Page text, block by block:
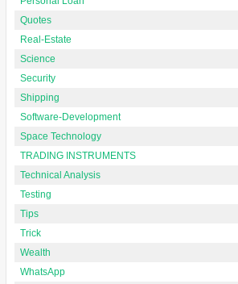
Quotes
Real-Estate
Science
Security
Shipping
Software-Development
Space Technology
TRADING INSTRUMENTS
Technical Analysis
Testing
Tips
Trick
Wealth
WhatsApp